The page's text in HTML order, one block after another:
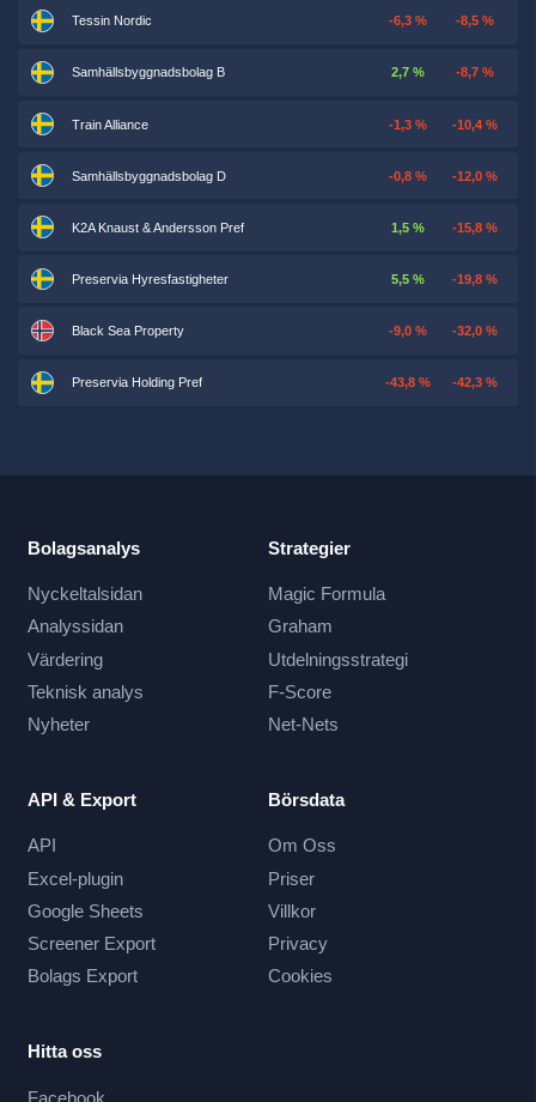
Tessin Nordic -6,3 % -8,5 %
Samhällsbyggnadsbolag B 2,7 % -8,7 %
Train Alliance -1,3 % -10,4 %
Samhällsbyggnadsbolag D -0,8 % -12,0 %
K2A Knaust & Andersson Pref 1,5 % -15,8 %
Preservia Hyresfastigheter 5,5 % -19,8 %
Black Sea Property -9,0 % -32,0 %
Preservia Holding Pref -43,8 % -42,3 %
Bolagsanalys
Nyckeltalsidan
Analyssidan
Värdering
Teknisk analys
Nyheter
Strategier
Magic Formula
Graham
Utdelningsstrategi
F-Score
Net-Nets
API & Export
API
Excel-plugin
Google Sheets
Screener Export
Bolags Export
Börsdata
Om Oss
Priser
Villkor
Privacy
Cookies
Hitta oss
Facebook